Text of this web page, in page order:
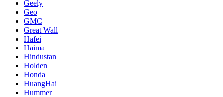
Geely
Geo
GMC
Great Wall
Hafei
Haima
Hindustan
Holden
Honda
HuangHai
Hummer